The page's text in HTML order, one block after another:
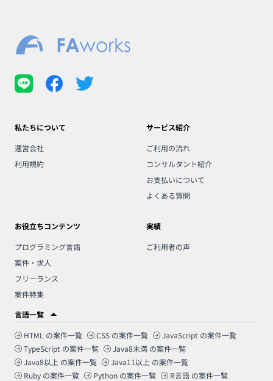
私たちについて
運営会社
利用規約
サービス紹介
ご利用の流れ
コンサルタント紹介
お支払いについて
よくある質問
お役立ちコンテンツ
プログラミング言語
案件・求人
フリーランス
案件特集
実績
ご利用者の声
言語一覧
HTML の案件一覧 CSS の案件一覧 JavaScript の案件一覧
TypeScript の案件一覧 Java8未満 の案件一覧
Java8以上 の案件一覧 Java11以上 の案件一覧
Ruby の案件一覧 Python の案件一覧 R言語 の案件一覧